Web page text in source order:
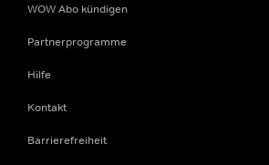
WOW Abo kündigen
Partnerprogramme
Hilfe
Kontakt
Barrierefreiheit